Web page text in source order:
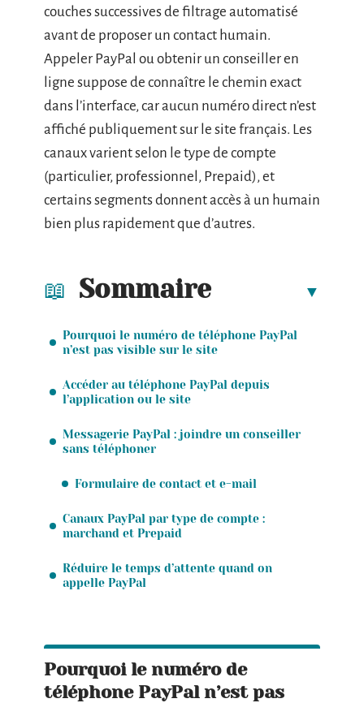
couches successives de filtrage automatisé
avant de proposer un contact humain.
Appeler PayPal ou obtenir un conseiller en
ligne suppose de connaître le chemin exact
dans l’interface, car aucun numéro direct n’est
affiché publiquement sur le site français. Les
canaux varient selon le type de compte
(particulier, professionnel, Prepaid), et
certains segments donnent accès à un humain
bien plus rapidement que d’autres.
Sommaire
Pourquoi le numéro de téléphone PayPal
n’est pas visible sur le site
Accéder au téléphone PayPal depuis
l’application ou le site
Messagerie PayPal : joindre un conseiller
sans téléphoner
Formulaire de contact et e-mail
Canaux PayPal par type de compte :
marchand et Prepaid
Réduire le temps d’attente quand on
appelle PayPal
Pourquoi le numéro de
téléphone PayPal n’est pas